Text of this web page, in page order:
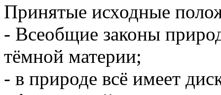
Принятые исходные
- Всеобщие законы
тёмной материи;
- в природе всё имеет